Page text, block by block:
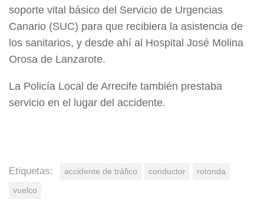
soporte vital básico del Servicio de Urgencias
Canario (SUC) para que recibiera la asistencia de
los sanitarios, y desde ahí al Hospital José Molina
Orosa de Lanzarote.
La Policía Local de Arrecife también prestaba
servicio en el lugar del accidente.
Etiquetas: accidente de tráfico conductor
rotonda
vuelco